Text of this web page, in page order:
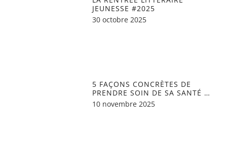
JEUNESSE #2025
30 octobre 2025
5 FAÇONS CONCRÈTES DE
PRENDRE SOIN DE SA SANTÉ …
10 novembre 2025